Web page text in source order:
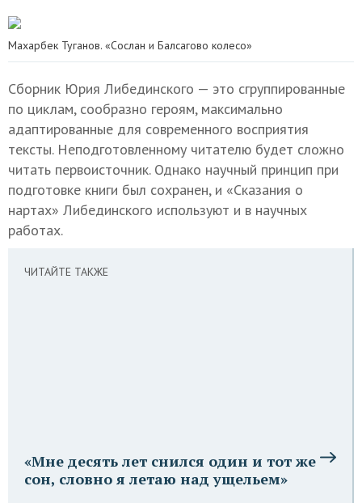
Махарбек Туганов. «Сослан и Балсагово колесо»
Сборник Юрия Либединского — это сгруппированные
по циклам, сообразно героям, максимально
адаптированные для современного восприятия
тексты. Неподготовленному читателю будет сложно
читать первоисточник. Однако научный принцип при
подготовке книги был сохранен, и «Сказания о
нартах» Либединского используют и в научных
работах.
ЧИТАЙТЕ ТАКЖЕ
«Мне десять лет снился один и тот же
сон, словно я летаю над ущельем»